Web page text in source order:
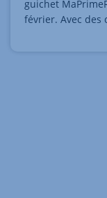
guichet
février. Avec des